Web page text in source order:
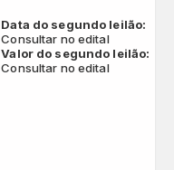
Data do segundo leilão:
Consultar no edital
Valor do segundo leilão:
Consultar no edital